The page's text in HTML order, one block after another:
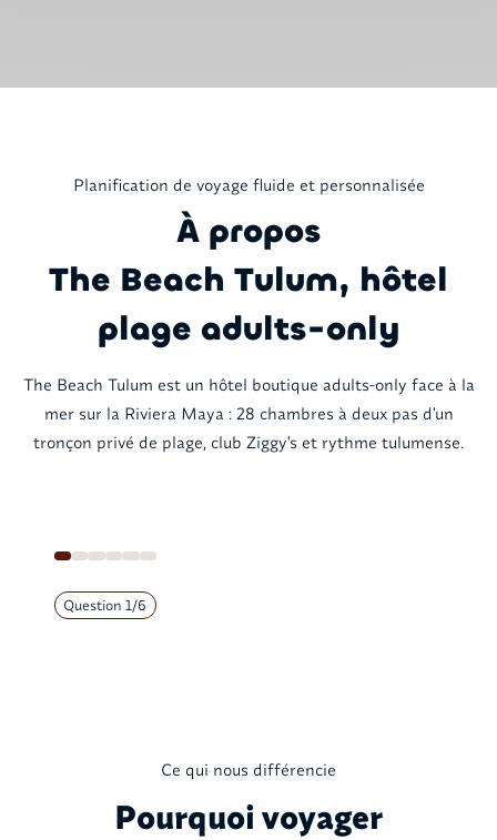
Planification de voyage fluide et personnalisée
À propos
The Beach Tulum, hôtel
plage adults-only
The Beach Tulum est un hôtel boutique adults-only face à la
mer sur la Riviera Maya : 28 chambres à deux pas d'un
tronçon privé de plage, club Ziggy's et rythme tulumense.
Question1/6
Ce qui nous différencie
Pourquoi voyager